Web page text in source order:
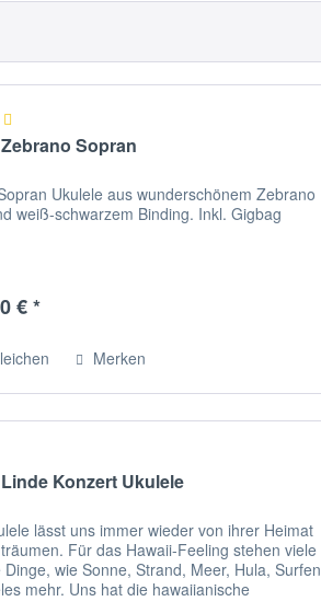
Sopran
Ukulele aus wunderschönem Zebrano
weiß-schwarzem Binding. Inkl. Gigbag
€ *
Merken
Konzert Ukulele
lässt uns immer wieder von ihrer Heimat
Für das Hawaii-Feeling stehen viele
Dinge, wie Sonne, Strand, Meer, Hula, Surfen
mehr. Uns hat die hawaiianische